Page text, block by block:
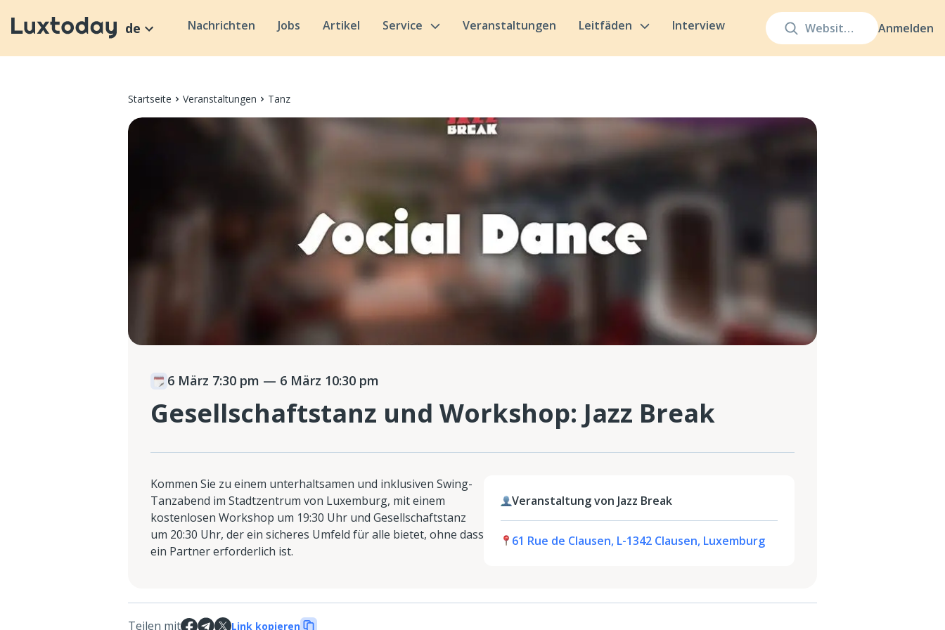
Anmelden
de Nachrichten Jobs Artikel Service Veranstaltungen Leitfäden Interview
Startseite Veranstaltungen Tanz
6 März 7:30 pm — 6 März 10:30 pm
Gesellschaftstanz und Workshop: Jazz Break
Kommen Sie zu einem unterhaltsamen und inklusiven Swing-
Tanzabend im Stadtzentrum von Luxemburg, mit einem
kostenlosen Workshop um 19:30 Uhr und Gesellschaftstanz
um 20:30 Uhr, der ein sicheres Umfeld für alle bietet, ohne dass
ein Partner erforderlich ist.
Veranstaltung von Jazz Break
61 Rue de Clausen, L-1342 Clausen, Luxemburg
Teilen mit Link kopieren